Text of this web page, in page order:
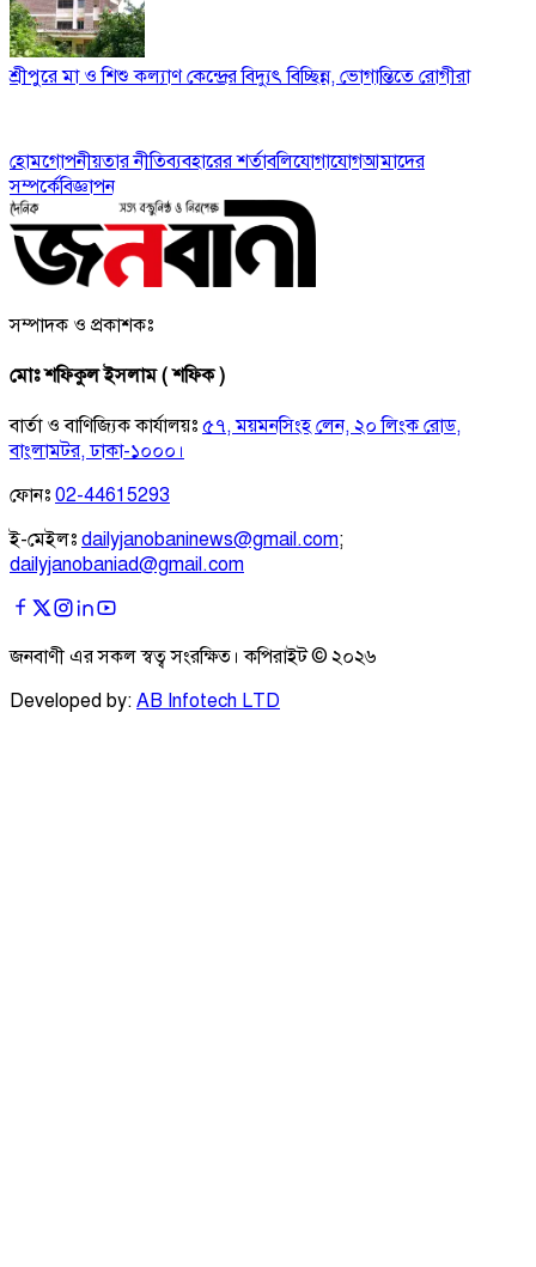
শ্রীপুরে মা ও শিশু কল্যাণ কেন্দ্রের বিদ্যুৎ বিচ্ছিন্ন, ভোগান্তিতে রোগীরা
হোমগোপনীয়তার নীতিব্যবহারের শর্তাবলিযোগাযোগআমাদের
সম্পর্কেবিজ্ঞাপন
সম্পাদক ও প্রকাশকঃ
মোঃ শফিকুল ইসলাম ( শফিক )
বার্তা ও বাণিজ্যিক কার্যালয়ঃ ৫৭, ময়মনসিংহ লেন, ২০ লিংক রোড,
বাংলামটর, ঢাকা-১০০০।
ফোনঃ 02-44615293
ই-মেইলঃ dailyjanobaninews@gmail.com;
dailyjanobaniad@gmail.com
জনবাণী এর সকল স্বত্ব সংরক্ষিত। কপিরাইট © ২০২৬
Developed by: AB Infotech LTD